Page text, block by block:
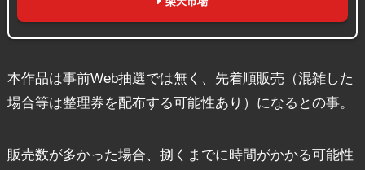
本作品は事前Web抽選では無く、先着順販売（混雑した
場合等は整理券を配布する可能性あり）になるとの事。
販売数が多かった場合、捌くまでに時間がかかる可能性